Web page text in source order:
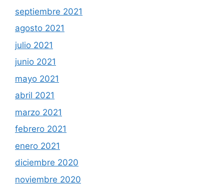
septiembre 2021
agosto 2021
julio 2021
junio 2021
mayo 2021
abril 2021
marzo 2021
febrero 2021
enero 2021
diciembre 2020
noviembre 2020